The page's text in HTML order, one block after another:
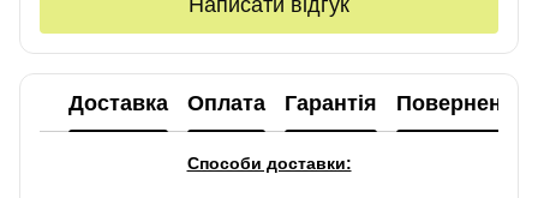
Доставка Оплата Гарантія Повернення
Способи доставки: